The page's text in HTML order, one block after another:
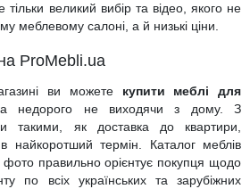
великий вибір та відео, якого не
меблевому салоні, а й низькі ціни.
ProMebli.ua
ви можете купити меблі для
недорого не виходячи з дому. З
такими, як доставка до квартири,
найкоротший термін. Каталог меблів
фото правильно орієнтує покупця щодо
по всіх українських та зарубіжних